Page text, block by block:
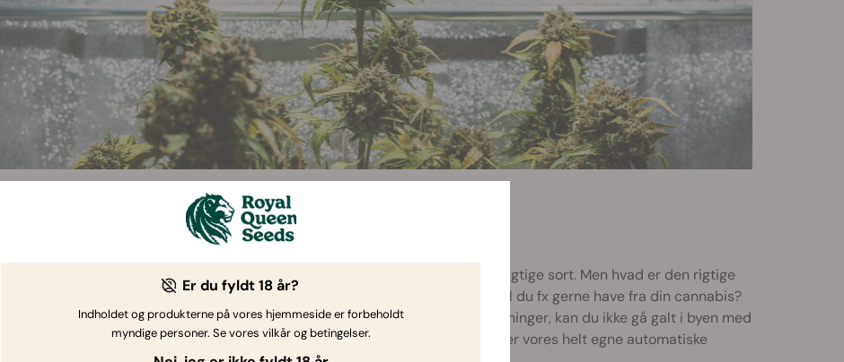
Tip nr. 1: Vælg de rigtige sorter
Noget af det vigtigste, når det gælder cannabisdyrkning, er at vælge den helt rigtige sort. Men hvad er den rigtige
sort? Lad os starte med dine personlige præferencer. Hvilken type virkninger vil du fx gerne have fra din cannabis?
Hvis du foretrækker noget af det nyeste og bedste og går efter de stenede virkninger, kan du ikke gå galt i byen med
somRoyal Cookies AutomaticellerRoyal Gorilla Automatic
, der er vores helt egne automatiske
Er du fyldt 18 år?
Indholdet og produkterne på vores hjemmeside er forbeholdt
myndige personer. Se vores vilkår og betingelser.